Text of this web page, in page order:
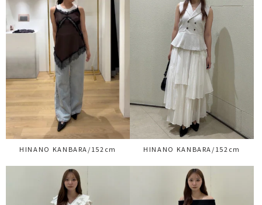
HINANO KANBARA/152cm HINANO KANBARA/152cm